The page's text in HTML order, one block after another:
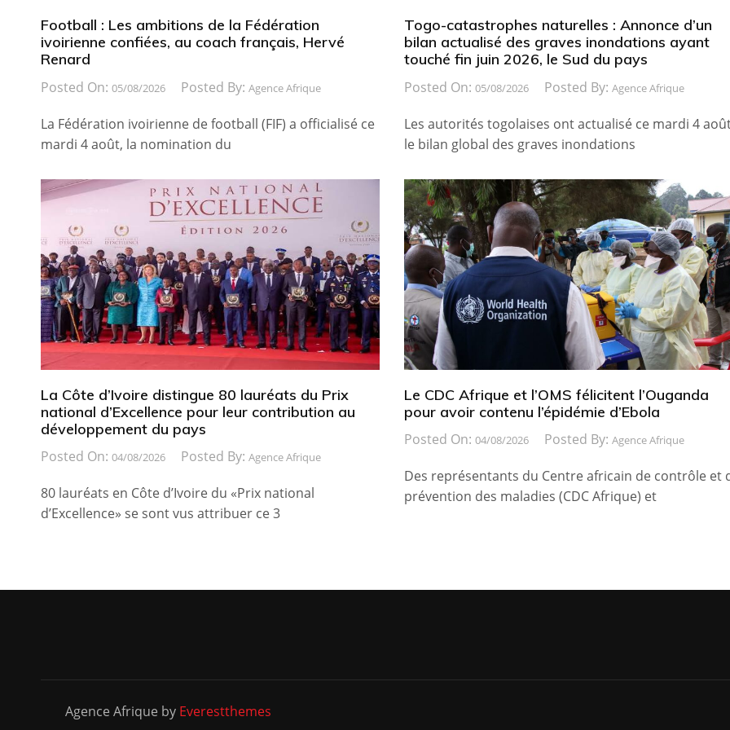
Football : Les ambitions de la Fédération
ivoirienne confiées, au coach français, Hervé
Renard
Posted On: 05/08/2026 Posted By: Agence Afrique
La Fédération ivoirienne de football (FIF) a officialisé ce
mardi 4 août, la nomination du
Togo-catastrophes naturelles : Annonce d’un
bilan actualisé des graves inondations ayant
touché fin juin 2026, le Sud du pays
Posted On: 05/08/2026 Posted By: Agence Afrique
Les autorités togolaises ont actualisé ce mardi 4
le bilan global des graves inondations
La Côte d’Ivoire distingue 80 lauréats du Prix
national d’Excellence pour leur contribution au
développement du pays
Posted On: 04/08/2026 Posted By: Agence Afrique
80 lauréats en Côte d’Ivoire du «Prix national
d’Excellence» se sont vus attribuer ce 3
Le CDC Afrique et l’OMS félicitent l’Ouganda
pour avoir contenu l’épidémie d’Ebola
Posted On: 04/08/2026 Posted By: Agence Afrique
Des représentants du Centre africain de contrôle et
prévention des maladies (CDC Afrique) et
Agence Afrique by Everestthemes